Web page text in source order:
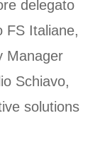
delegato
FS Italiane,
Manager
Schiavo,
solutions